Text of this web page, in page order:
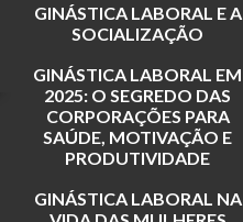
GINÁSTICA LABORAL E A
SOCIALIZAÇÃO
GINÁSTICA LABORAL EM
2025: O SEGREDO DAS
CORPORAÇÕES PARA
SAÚDE, MOTIVAÇÃO E
PRODUTIVIDADE
GINÁSTICA LABORAL NA